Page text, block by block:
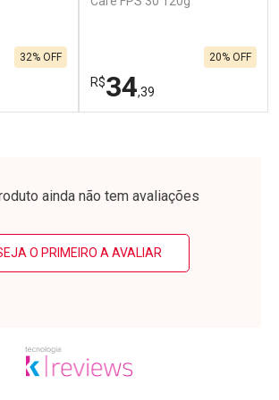
32% OFF
R$34,39
20% OFF
Laboratório
Por Menos
ainda não tem avaliações
O PRIMEIRO A AVALIAR